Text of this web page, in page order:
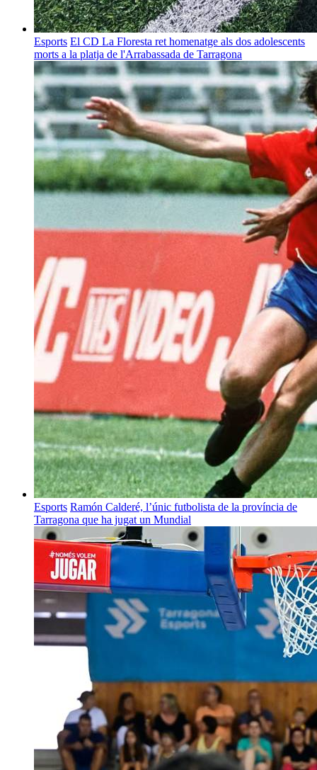
Esports El CD La Floresta ret homenatge als dos adolescents
morts a la platja de l'Arrabassada de Tarragona
Esports Ramón Calderé, l’únic futbolista de la província de
Tarragona que ha jugat un Mundial